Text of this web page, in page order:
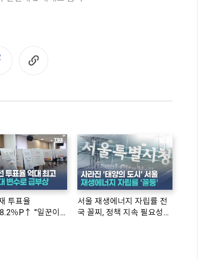
투표율
％P↑ "일꾼이
서울 재생에너지 자립률 전
국 꼴찌, 정책 지속 필요성